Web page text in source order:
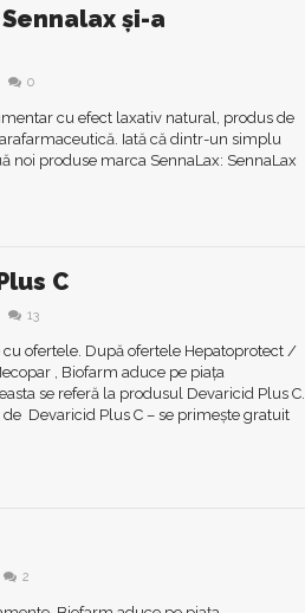
și-a
0
cu efect laxativ natural, produs de
Iată că dintr-un simplu
noi produse marca SennaLax: SennaLax
C
13
ofertele. După ofertele Hepatoprotect /
, Biofarm aduce pe piața
se referă la produsul Devaricid Plus C.
Devaricid Plus C – se primește gratuit
2